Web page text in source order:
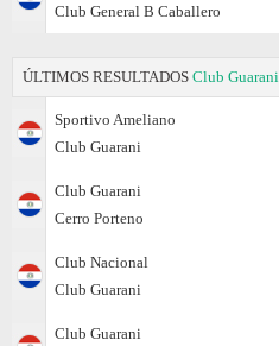
Club General B Caballero
ÚLTIMOS RESULTADOS Club Guarani
Sportivo Ameliano
Club Guarani
Club Guarani
Cerro Porteno
Club Nacional
Club Guarani
Club Guarani